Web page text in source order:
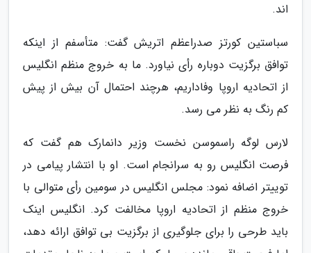
اند.
سباستین کورتز صدراعظم اتریش گفت: متأسفم از اینکه
توافق برگزیت دوباره رأی نیاورد. ما به خروج منظم انگلیس
از اتحادیه اروپا وفاداریم، هرچند احتمال آن بیش از پیش
کم رنگ به نظر می رسد.
لارس لوگه راسموسن نخست وزیر دانمارک هم گفت که
فرصت انگلیس رو به سرانجام است. او با انتشار پیامی در
توییتر اضافه نمود: مجلس انگلیس در سومین رأی متوالی با
خروج منظم از اتحادیه اروپا مخالفت کرد. انگلیس اینک
باید طرحی را برای جلوگیری از برگزیت بی توافق ارائه دهد،